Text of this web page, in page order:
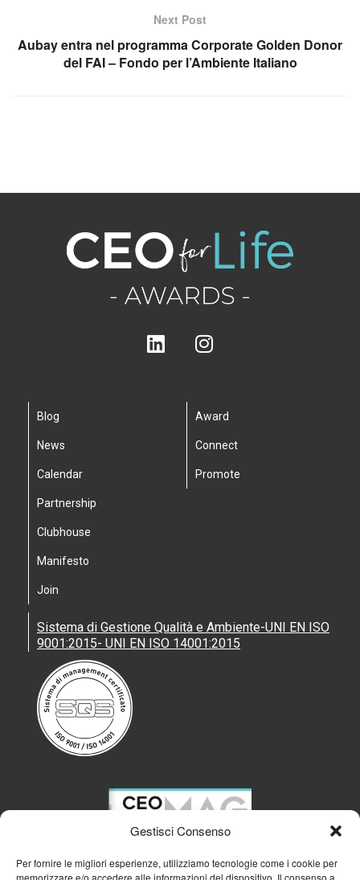
Gestisci Consenso
Per fornire le migliori esperienze, utilizziamo tecnologie come i cookie per
memorizzare e/o accedere alle informazioni del dispositivo. Il consenso a
Next Post
Aubay entra nel programma Corporate Golden Donor
del FAI – Fondo per l’Ambiente Italiano
Blog
News
Calendar
Partnership
Clubhouse
Manifesto
Join
Award
Connect
Promote
Sistema di Gestione Qualità e Ambiente-UNI EN ISO
9001:2015- UNI EN ISO 14001:2015